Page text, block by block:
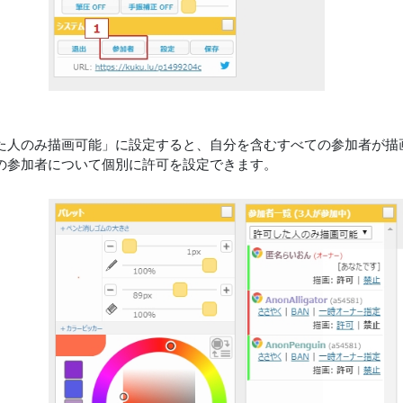
人のみ描画可能」に設定すると、自分を含むすべての参加者が描
参加者について個別に許可を設定できます。